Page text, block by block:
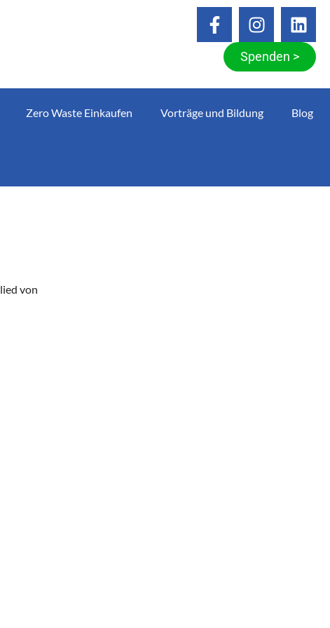
Spenden >
Zero Waste Einkaufen Vorträge und Bildung Blog
von